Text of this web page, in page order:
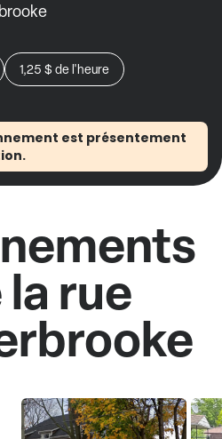
1,25 $ de l'heure
est présentement
rue